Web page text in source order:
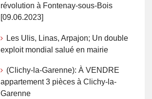
révolution à Fontenay-sous-Bois
[09.06.2023]
Les Ulis, Linas, Arpajon; Un double
exploit mondial salué en mairie
(Clichy-la-Garenne): À VENDRE
appartement 3 pièces à Clichy-la-
Garenne